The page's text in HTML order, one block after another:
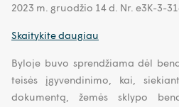
2023 m. gruodžio 14 d. Nr. e3K-3-
Skaitykite daugiau
Byloje buvo sprendžiama dėl
teisės įgyvendinimo, kai,
dokumentą, žemės sklypo